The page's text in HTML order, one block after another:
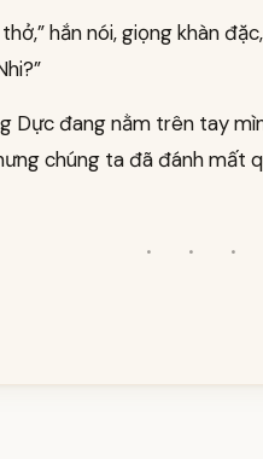
hắn nói, giọng khàn
Dực đang nằm trên tay
chúng ta đã đánh mất
· · ·